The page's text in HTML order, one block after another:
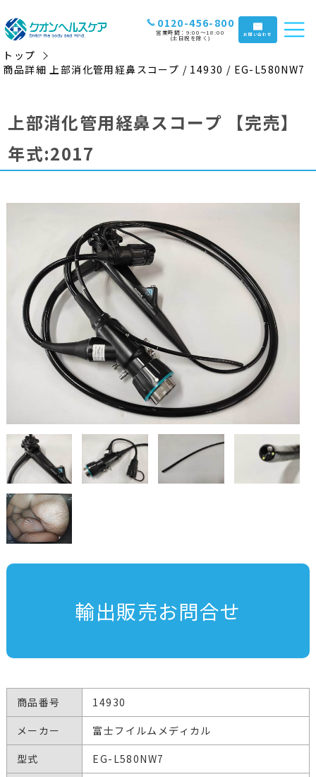
0120-456-800
営業時間：9:00〜18:00
(土日祝を除く) お問い合わせ
トップ
商品詳細 上部消化管用経鼻スコープ / 14930 / EG-L580NW7
上部消化管用経鼻スコープ
【完売】
年式:2017
輸出販売お問合せ
商品番号
14930
メーカー
富士フイルムメディカル
型式
EG-L580NW7